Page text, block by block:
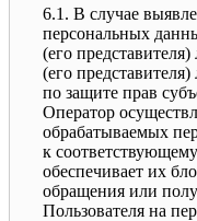
6.1. В случае
персональных
(его
(его
по защите прав
Оператор
обрабатываемых
к
обеспечивает их
обращения или
Пользователя на